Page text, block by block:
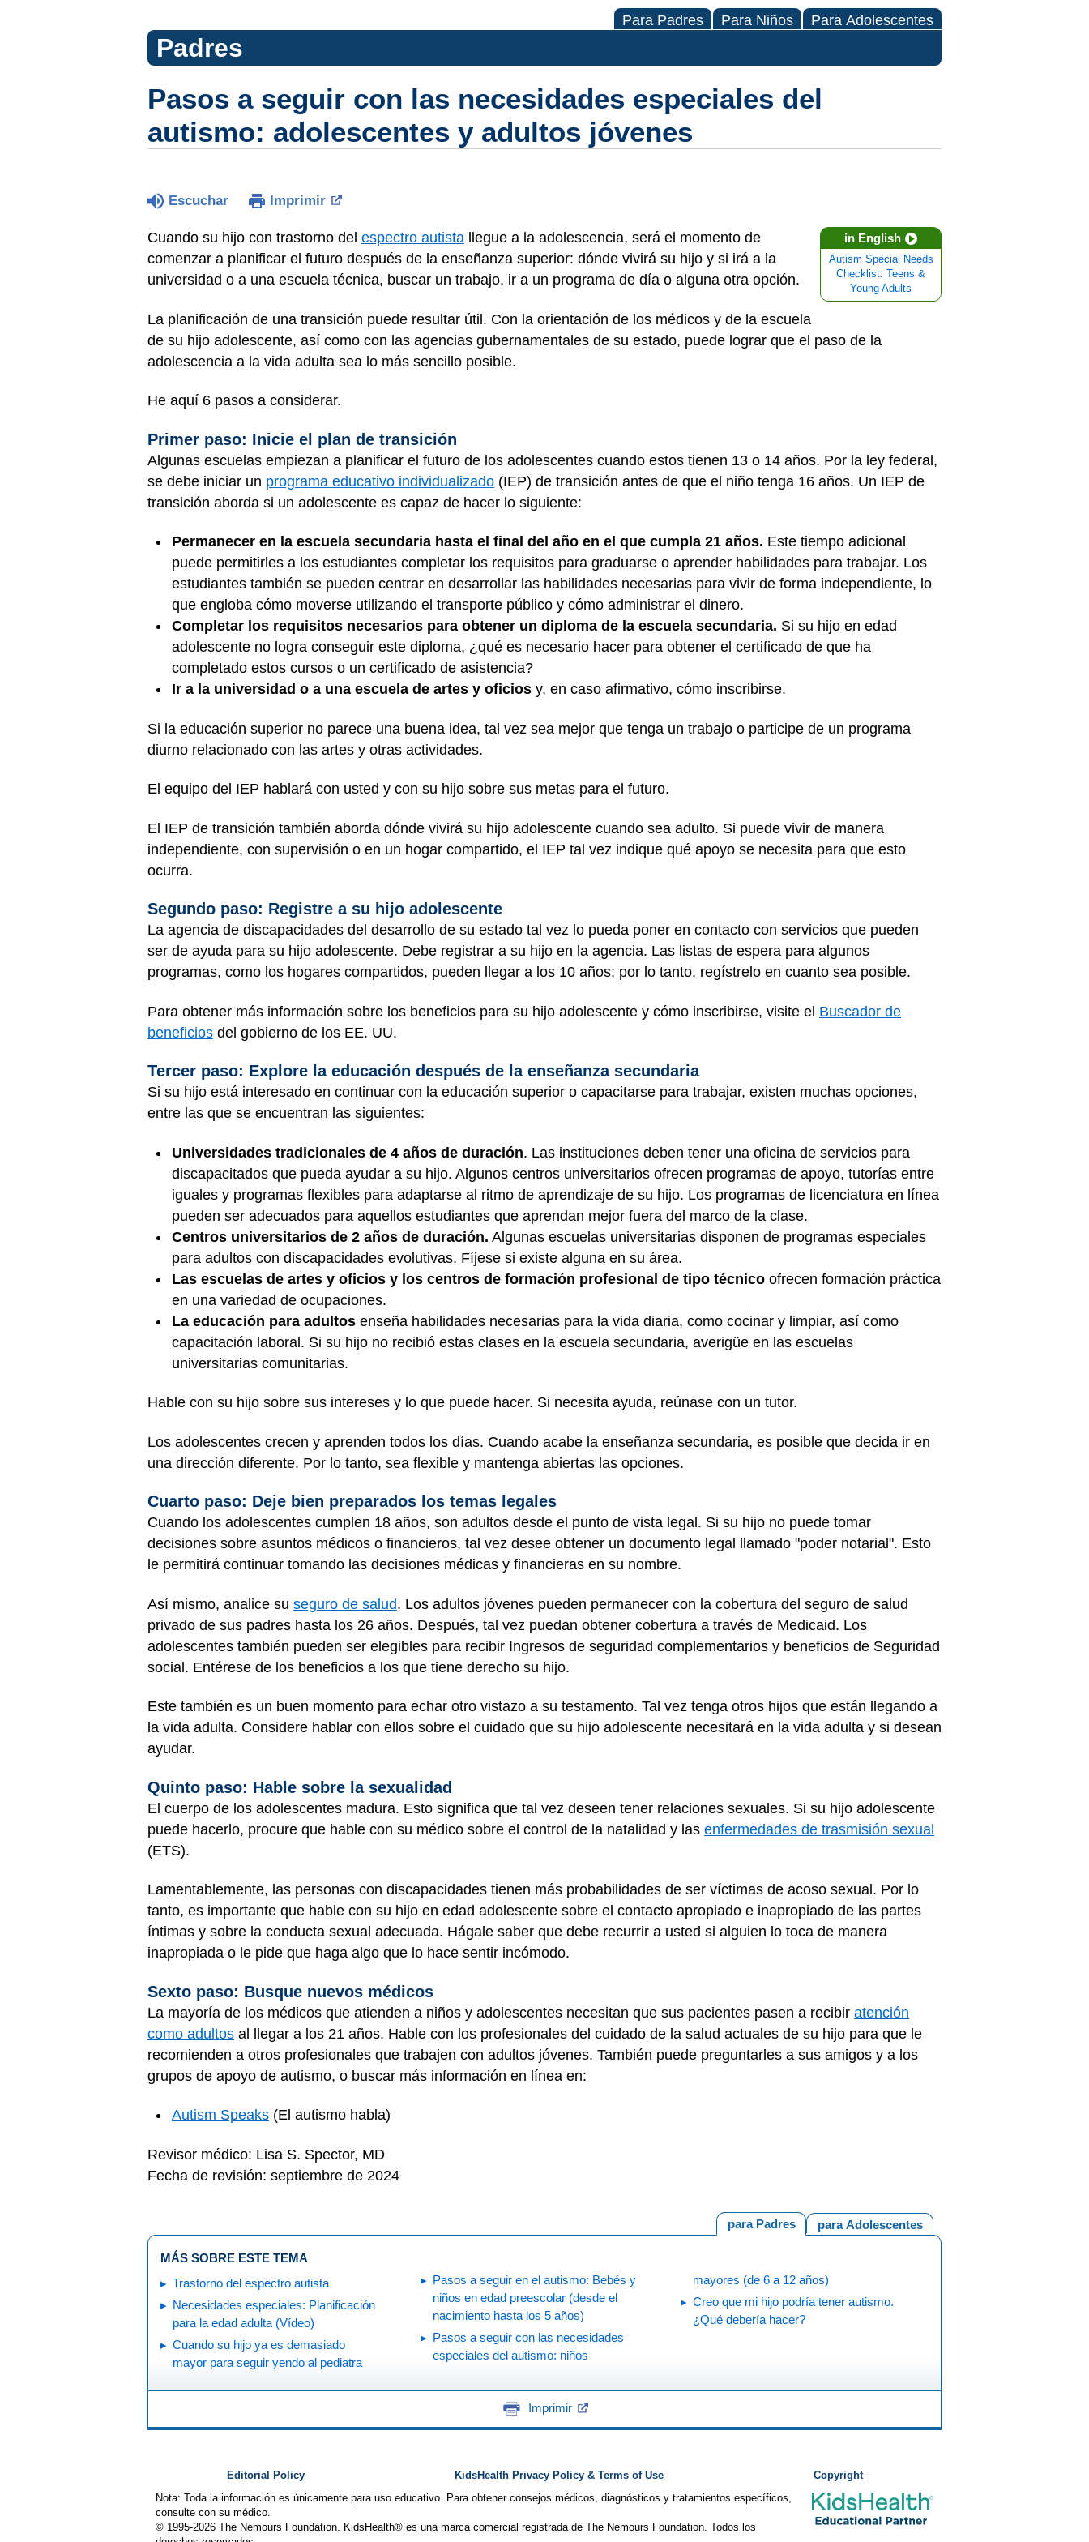
Para Padres Para Niños Para Adolescentes
Padres
Pasos a seguir con las necesidades especiales del
autismo: adolescentes y adultos jóvenes
Escuchar Imprimir
in English
Autism Special Needs
Checklist: Teens &
Young Adults
Cuando su hijo con trastorno del espectro autista llegue a la adolescencia, será el momento de
comenzar a planificar el futuro después de la enseñanza superior: dónde vivirá su hijo y si irá a la
universidad o a una escuela técnica, buscar un trabajo, ir a un programa de día o alguna otra opción.
La planificación de una transición puede resultar útil. Con la orientación de los médicos y de la escuela
de su hijo adolescente, así como con las agencias gubernamentales de su estado, puede lograr que el paso de la
adolescencia a la vida adulta sea lo más sencillo posible.
He aquí 6 pasos a considerar.
Primer paso: Inicie el plan de transición
Algunas escuelas empiezan a planificar el futuro de los adolescentes cuando estos tienen 13 o 14 años. Por la ley federal,
se debe iniciar un programa educativo individualizado (IEP) de transición antes de que el niño tenga 16 años. Un IEP de
transición aborda si un adolescente es capaz de hacer lo siguiente:
Permanecer en la escuela secundaria hasta el final del año en el que cumpla 21 años. Este tiempo adicional
puede permitirles a los estudiantes completar los requisitos para graduarse o aprender habilidades para trabajar. Los
estudiantes también se pueden centrar en desarrollar las habilidades necesarias para vivir de forma independiente, lo
que engloba cómo moverse utilizando el transporte público y cómo administrar el dinero.
Completar los requisitos necesarios para obtener un diploma de la escuela secundaria. Si su hijo en edad
adolescente no logra conseguir este diploma, ¿qué es necesario hacer para obtener el certificado de que ha
completado estos cursos o un certificado de asistencia?
Ir a la universidad o a una escuela de artes y oficios y, en caso afirmativo, cómo inscribirse.
Si la educación superior no parece una buena idea, tal vez sea mejor que tenga un trabajo o participe de un programa
diurno relacionado con las artes y otras actividades.
El equipo del IEP hablará con usted y con su hijo sobre sus metas para el futuro.
El IEP de transición también aborda dónde vivirá su hijo adolescente cuando sea adulto. Si puede vivir de manera
independiente, con supervisión o en un hogar compartido, el IEP tal vez indique qué apoyo se necesita para que esto
ocurra.
Segundo paso: Registre a su hijo adolescente
La agencia de discapacidades del desarrollo de su estado tal vez lo pueda poner en contacto con servicios que pueden
ser de ayuda para su hijo adolescente. Debe registrar a su hijo en la agencia. Las listas de espera para algunos
programas, como los hogares compartidos, pueden llegar a los 10 años; por lo tanto, regístrelo en cuanto sea posible.
Para obtener más información sobre los beneficios para su hijo adolescente y cómo inscribirse, visite el Buscador de
beneficios del gobierno de los EE. UU.
Tercer paso: Explore la educación después de la enseñanza secundaria
Si su hijo está interesado en continuar con la educación superior o capacitarse para trabajar, existen muchas opciones,
entre las que se encuentran las siguientes:
Universidades tradicionales de 4 años de duración. Las instituciones deben tener una oficina de servicios para
discapacitados que pueda ayudar a su hijo. Algunos centros universitarios ofrecen programas de apoyo, tutorías entre
iguales y programas flexibles para adaptarse al ritmo de aprendizaje de su hijo. Los programas de licenciatura en línea
pueden ser adecuados para aquellos estudiantes que aprendan mejor fuera del marco de la clase.
Centros universitarios de 2 años de duración. Algunas escuelas universitarias disponen de programas especiales
para adultos con discapacidades evolutivas. Fíjese si existe alguna en su área.
Las escuelas de artes y oficios y los centros de formación profesional de tipo técnico ofrecen formación práctica
en una variedad de ocupaciones.
La educación para adultos enseña habilidades necesarias para la vida diaria, como cocinar y limpiar, así como
capacitación laboral. Si su hijo no recibió estas clases en la escuela secundaria, averigüe en las escuelas
universitarias comunitarias.
Hable con su hijo sobre sus intereses y lo que puede hacer. Si necesita ayuda, reúnase con un tutor.
Los adolescentes crecen y aprenden todos los días. Cuando acabe la enseñanza secundaria, es posible que decida ir en
una dirección diferente. Por lo tanto, sea flexible y mantenga abiertas las opciones.
Cuarto paso: Deje bien preparados los temas legales
Cuando los adolescentes cumplen 18 años, son adultos desde el punto de vista legal. Si su hijo no puede tomar
decisiones sobre asuntos médicos o financieros, tal vez desee obtener un documento legal llamado "poder notarial". Esto
le permitirá continuar tomando las decisiones médicas y financieras en su nombre.
Así mismo, analice su seguro de salud. Los adultos jóvenes pueden permanecer con la cobertura del seguro de salud
privado de sus padres hasta los 26 años. Después, tal vez puedan obtener cobertura a través de Medicaid. Los
adolescentes también pueden ser elegibles para recibir Ingresos de seguridad complementarios y beneficios de Seguridad
social. Entérese de los beneficios a los que tiene derecho su hijo.
Este también es un buen momento para echar otro vistazo a su testamento. Tal vez tenga otros hijos que están llegando a
la vida adulta. Considere hablar con ellos sobre el cuidado que su hijo adolescente necesitará en la vida adulta y si desean
ayudar.
Quinto paso: Hable sobre la sexualidad
El cuerpo de los adolescentes madura. Esto significa que tal vez deseen tener relaciones sexuales. Si su hijo adolescente
puede hacerlo, procure que hable con su médico sobre el control de la natalidad y las enfermedades de trasmisión sexual
(ETS).
Lamentablemente, las personas con discapacidades tienen más probabilidades de ser víctimas de acoso sexual. Por lo
tanto, es importante que hable con su hijo en edad adolescente sobre el contacto apropiado e inapropiado de las partes
íntimas y sobre la conducta sexual adecuada. Hágale saber que debe recurrir a usted si alguien lo toca de manera
inapropiada o le pide que haga algo que lo hace sentir incómodo.
Sexto paso: Busque nuevos médicos
La mayoría de los médicos que atienden a niños y adolescentes necesitan que sus pacientes pasen a recibir atención
como adultos al llegar a los 21 años. Hable con los profesionales del cuidado de la salud actuales de su hijo para que le
recomienden a otros profesionales que trabajen con adultos jóvenes. También puede preguntarles a sus amigos y a los
grupos de apoyo de autismo, o buscar más información en línea en:
Autism Speaks (El autismo habla)
Revisor médico: Lisa S. Spector, MD
Fecha de revisión: septiembre de 2024
para Adolescentes
para Padres
MÁS SOBRE ESTE TEMA
Trastorno del espectro autista
Necesidades especiales: Planificación
para la edad adulta (Vídeo)
Cuando su hijo ya es demasiado
mayor para seguir yendo al pediatra
Pasos a seguir en el autismo: Bebés y
niños en edad preescolar (desde el
nacimiento hasta los 5 años)
Pasos a seguir con las necesidades
especiales del autismo: niños
mayores (de 6 a 12 años)
Creo que mi hijo podría tener autismo.
¿Qué debería hacer?
Imprimir
Editorial Policy KidsHealth Privacy Policy & Terms of Use
Copyright
Nota: Toda la información es únicamente para uso educativo. Para obtener consejos médicos, diagnósticos y tratamientos específicos,
consulte con su médico.
© 1995-2026 The Nemours Foundation. KidsHealth® es una marca comercial registrada de The Nemours Foundation. Todos los